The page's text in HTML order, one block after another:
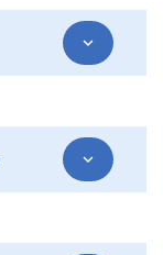
expand_more
expand_more